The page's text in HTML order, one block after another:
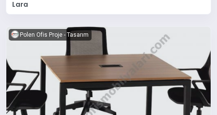
Lara
Polen Ofis Proje - Tasarım